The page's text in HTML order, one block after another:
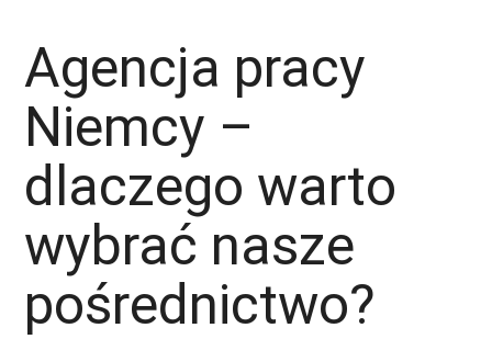
Agencja pracy
Niemcy –
dlaczego warto
wybrać nasze
pośrednictwo?